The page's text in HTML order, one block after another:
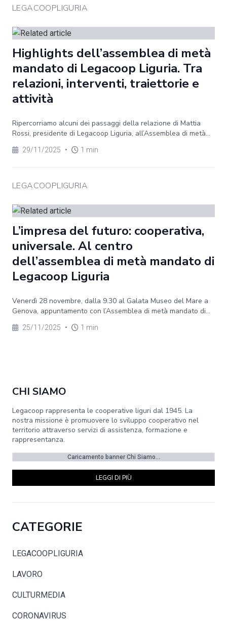
LEGACOOPLIGURIA
Highlights dell’assemblea di metà
mandato di Legacoop Liguria. Tra
relazioni, interventi, traiettorie e
attività
Ripercorriamo alcuni dei passaggi della relazione di Mattia
Rossi, presidente di Legacoop Liguria, all’Assemblea di metà...
29/11/2025 • 1 min
LEGACOOPLIGURIA
L’impresa del futuro: cooperativa,
universale. Al centro
dell’assemblea di metà mandato di
Legacoop Liguria
Venerdì 28 novembre, dalla 9.30 al Galata Museo del Mare a
Genova, appuntamento con l’Assemblea di metà mandato di...
25/11/2025 • 1 min
CHI SIAMO
Legacoop rappresenta le cooperative liguri dal 1945. La
nostra missione è promuovere lo sviluppo cooperativo nel
territorio attraverso servizi di assistenza, formazione e
rappresentanza.
Caricamento banner Chi Siamo...
LEGGI DI PIÙ
CATEGORIE
LEGACOOPLIGURIA
LAVORO
CULTURMEDIA
CORONAVIRUS